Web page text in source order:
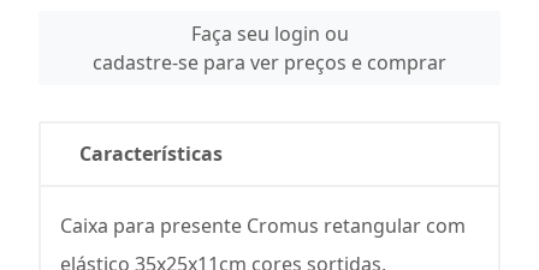
Faça seu login ou
cadastre-se para ver preços e comprar
Características
Caixa para presente Cromus retangular com
elástico 35x25x11cm cores sortidas,